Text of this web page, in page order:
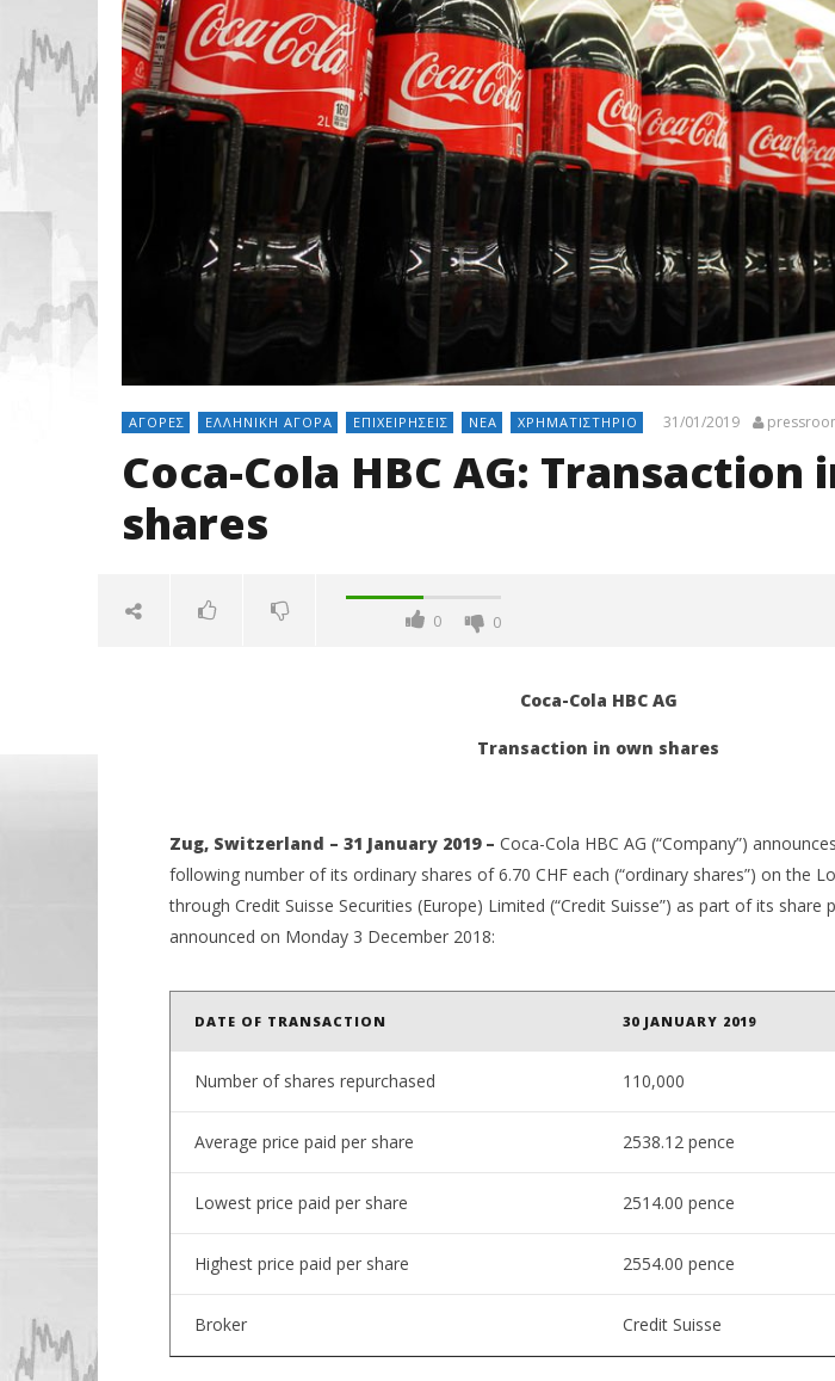
ΑΓΟΡΈΣ ΕΛΛΗΝΙΚΉ ΑΓΟΡΆ ΕΠΙΧΕΙΡΉΣΕΙΣ ΝΈΑ ΧΡΗΜΑΤΙΣΤΉΡΙΟ 31/01/2019
Coca-Cola HBC AG: Transaction
shares
0 0
NOW VIEWING
Coca-Cola HBC AG: Transaction in
own shares
pressroom
Όμιλος Qualco: Απέκτησε το
50,1% της Multiverse A.E, μια από
31/01/2019
Με
31/01/
Coca-Cola HBC AG
Transaction in own shares
Zug, Switzerland – 31 January 2019 – Coca-Cola HBC AG (“Company”)
following number of its ordinary shares of 6.70 CHF each (“ordinary shares”) on the
through Credit Suisse Securities (Europe) Limited (“Credit Suisse”) as part of its share
announced on Monday 3 December 2018:
DATE OF TRANSACTION 30 JANUARY 2019
Number of shares repurchased 110,000
Average price paid per share 2538.12 pence
Lowest price paid per share 2514.00 pence
Highest price paid per share 2554.00 pence
Broker Credit Suisse